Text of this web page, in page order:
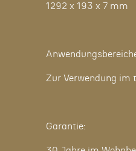
1292 x 193 x 7 mm
Zur Verwendung im
Garantie: